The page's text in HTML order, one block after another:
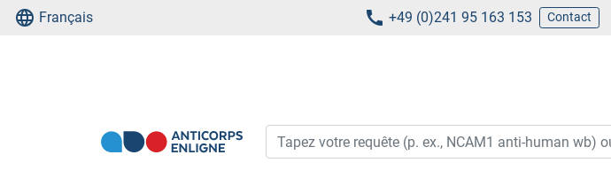
Français +49 (0)241 95 163 153 Contact